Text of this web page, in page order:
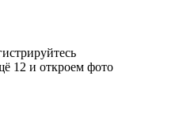
12 и откроем фото